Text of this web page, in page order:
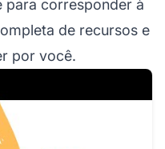
para corresponder à
de recursos e
por você.